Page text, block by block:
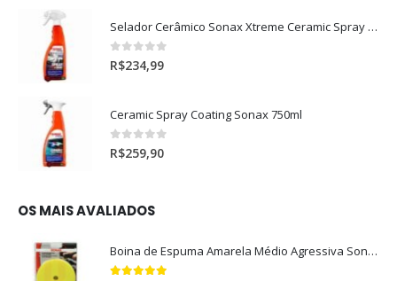
Selador Cerâmico Sonax Xtreme Ceramic Spray + Seal (750ml)
0out of 5
R$234,99
Ceramic Spray Coating Sonax 750ml
0out of 5
R$259,90
OS MAIS AVALIADOS
Boina de Espuma Amarela Médio Agressiva Sonax (5")